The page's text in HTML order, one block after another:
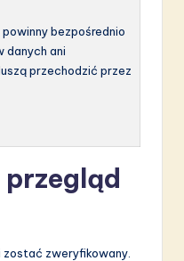
bezpośrednio
danych ani
przechodzić przez
zostać zweryfikowany.